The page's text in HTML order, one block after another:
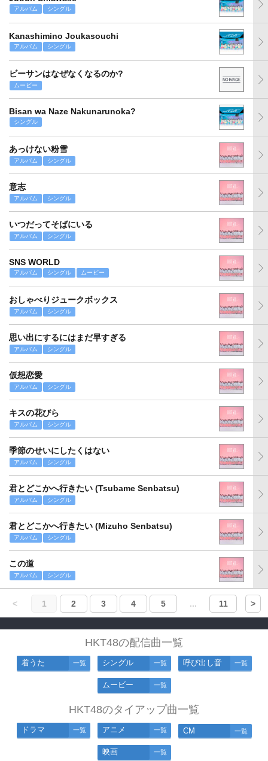
アルバム シングル
Kanashimino Joukasouchi
アルバム シングル
ビーサンはなぜなくなるのか?
ムービー
Bisan wa Naze Nakunarunoka?
シングル
あっけない粉雪
アルバム シングル
意志
アルバム シングル
いつだってそばにいる
アルバム シングル
SNS WORLD
アルバム シングル ムービー
おしゃべりジュークボックス
アルバム シングル
思い出にするにはまだ早すぎる
アルバム シングル
仮想恋愛
アルバム シングル
キスの花びら
アルバム シングル
季節のせいにしたくはない
アルバム シングル
君とどこかへ行きたい (Tsubame Senbatsu)
アルバム シングル
君とどこかへ行きたい (Mizuho Senbatsu)
アルバム シングル
この道
アルバム シングル
< 1 2 3 4 5 ... 11 >
HKT48の配信曲一覧
着うた 一覧 シングル 一覧 呼び出し音 一覧
ムービー 一覧
HKT48のタイアップ曲一覧
ドラマ 一覧 アニメ 一覧 CM 一覧
映画 一覧